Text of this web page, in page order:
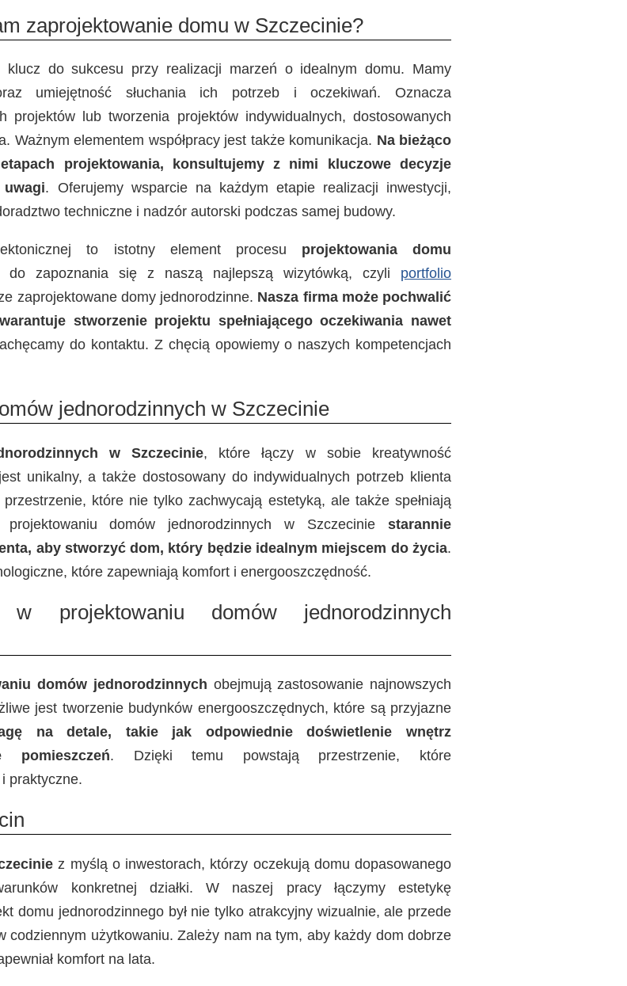
zaprojektowanie domu w Szczecinie?
klucz do sukcesu przy realizacji marzeń o idealnym domu. Mamy
umiejętność słuchania ich potrzeb i oczekiwań. Oznacza
projektów lub tworzenia projektów indywidualnych, dostosowanych
Ważnym elementem współpracy jest także komunikacja. Na bieżąco
projektowania, konsultujemy z nimi kluczowe decyzje
. Oferujemy wsparcie na każdym etapie realizacji inwestycji,
techniczne i nadzór autorski podczas samej budowy.
to istotny element procesu projektowania domu
do zapoznania się z naszą najlepszą wizytówką, czyli portfolio
zaprojektowane domy jednorodzinne. Nasza firma może pochwalić
stworzenie projektu spełniającego oczekiwania nawet
do kontaktu. Z chęcią opowiemy o naszych kompetencjach
jednorodzinnych w Szczecinie
w Szczecinie, które łączy w sobie kreatywność
unikalny, a także dostosowany do indywidualnych potrzeb klienta
które nie tylko zachwycają estetyką, ale także spełniają
domów jednorodzinnych w Szczecinie starannie
aby stworzyć dom, który będzie idealnym miejscem do życia.
które zapewniają komfort i energooszczędność.
w projektowaniu domów jednorodzinnych
domów jednorodzinnych obejmują zastosowanie najnowszych
jest tworzenie budynków energooszczędnych, które są przyjazne
na detale, takie jak odpowiednie doświetlenie wnętrz
pomieszczeń. Dzięki temu powstają przestrzenie, które
praktyczne.
z myślą o inwestorach, którzy oczekują domu dopasowanego
konkretnej działki. W naszej pracy łączymy estetykę
domu jednorodzinnego był nie tylko atrakcyjny wizualnie, ale przede
codziennym użytkowaniu. Zależy nam na tym, aby każdy dom dobrze
komfort na lata.